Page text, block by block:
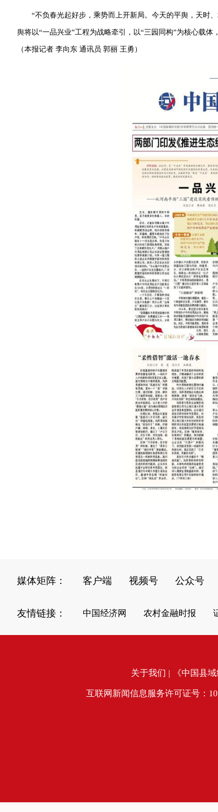
“不负春光起好步，乘势而上开新局。今天的平舆，天时
舆将以“一品兴业”工程为战略牵引，以“三园同构”为核心载
（本报记者 李向东 通讯员 郭丽 王勇 ）
媒体矩阵： 客户端 视频号 公众号
友情链接： 中国经济网 农村金融时报
关于我们 | 《中国县
互联网新闻信息服务许可证号：